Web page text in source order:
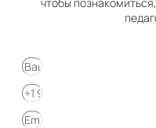
чтобы